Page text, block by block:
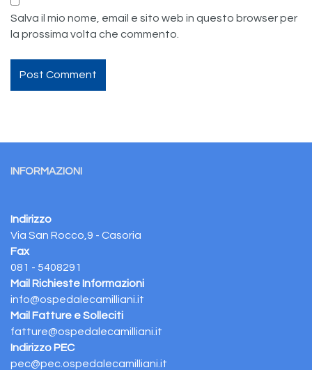
Salva il mio nome, email e sito web in questo browser per
la prossima volta che commento.
INFORMAZIONI
Indirizzo
Via San Rocco,9 - Casoria
Fax
081 - 5408291
Mail Richieste Informazioni
info@ospedalecamilliani.it
Mail Fatture e Solleciti
fatture@ospedalecamilliani.it
Indirizzo PEC
pec@pec.ospedalecamilliani.it